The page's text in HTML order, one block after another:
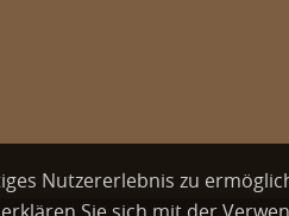
Nutzererlebnis zu